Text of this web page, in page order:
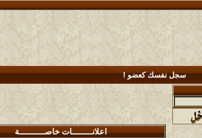
.
سجل نفسك كعضو !
اعلانــــــــات خاصــــــــــة